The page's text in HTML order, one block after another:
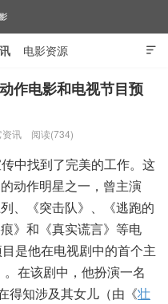

电影资源
作电影和电视节目预
资讯 阅读(734)
中找到了完美的工作。这
动作明星之一，曾主演
、《突击队》、《逃跑的
》和《真实谎言》等电
是他在电视剧中的首个主
在该剧中，他扮演一名
得知涉及其女儿（由《壮